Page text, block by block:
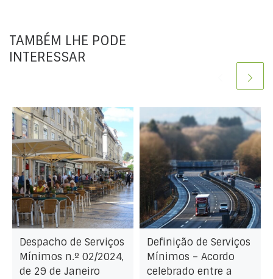
TAMBÉM LHE PODE
INTERESSAR
Despacho de Serviços
Mínimos n.º 02/2024,
de 29 de Janeiro
Definição de Serviços
Mínimos – Acordo
celebrado entre a